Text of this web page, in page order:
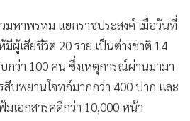
มหาพรหม แยกราชประสงค์ เมื่อวันที่
ผู้เสียชีวิต 20 ราย เป็นต่างชาติ 14
กว่า 100 คน ซึ่งเหตุการณ์ผ่านมามา
บพยานโจทก์มากกว่า 400 ปาก และ
มเอกสารคดีกว่า 10,000 หน้า